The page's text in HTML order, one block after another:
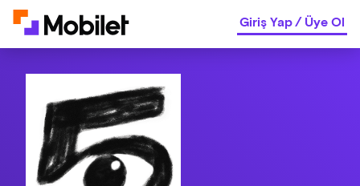
Giriş Yap/Üye Ol